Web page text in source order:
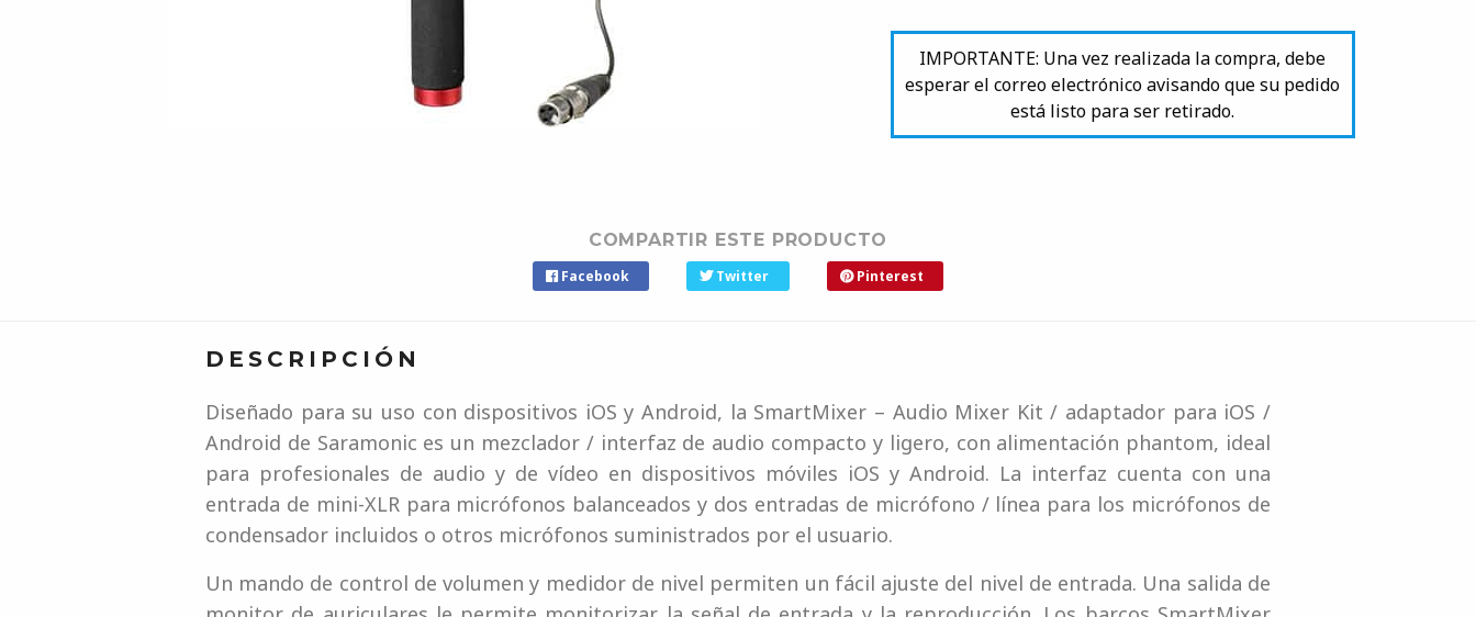
IMPORTANTE: Una vez realizada la compra, debe
esperar el correo electrónico avisando que su pedido
está listo para ser retirado.
COMPARTIR ESTE PRODUCTO
Facebook Twitter Pinterest
DESCRIPCIÓN
Diseñado para su uso con dispositivos iOS y Android, la SmartMixer – Audio Mixer Kit / adaptador para iOS /
Android de Saramonic es un mezclador / interfaz de audio compacto y ligero, con alimentación phantom, ideal
para profesionales de audio y de vídeo en dispositivos móviles iOS y Android. La interfaz cuenta con una
entrada de mini-XLR para micrófonos balanceados y dos entradas de micrófono / línea para los micrófonos de
condensador incluidos o otros micrófonos suministrados por el usuario.
Un mando de control de volumen y medidor de nivel permiten un fácil ajuste del nivel de entrada. Una salida de